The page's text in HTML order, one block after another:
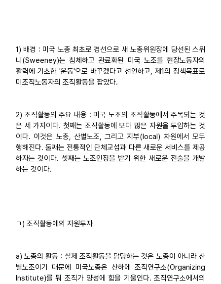
1) 배경 : 미국 노총 최초로 경선으로 새 노총위원장에 당선된 스위
니(Sweeney)는 침체하고 관료화된 미국 노조를 현장노동자의
활력에 기초한 '운동'으로 바꾸겠다고 선언하고, 제1의 정책목표로
미조직노동자의 조직활동을 잡았다.
2) 조직활동의 주요 내용 : 미국 노조의 조직활동에서 주목되는 것
은 세 가지이다. 첫째는 조직활동에 보다 많은 자원을 투입하는 것
이다. 이것은 노총, 산별노조, 그리고 지부(local) 차원에서 모두
행해진다. 둘째는 전통적인 단체교섭과 다른 새로운 서비스를 제공
하자는 것이다. 셋째는 노조인정을 받기 위한 새로운 전술을 개발
하는 것이다.
ㄱ) 조직활동에의 자원투자
a) 노총의 활동 : 실제 조직활동을 담당하는 것은 노총이 아니라 산
별노조이기 때문에 미국노총은 산하에 조직연구소(Organizing
Institute)를 둬 조직가 양성에 힘을 기울인다. 조직연구소에서의